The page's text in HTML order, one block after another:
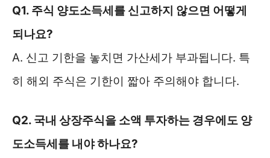
Q1. 주식 양도소득세를 신고하지 않으면 어떻게
되나요?
A. 신고 기한을 놓치면 가산세가 부과됩니다. 특
히 해외 주식은 기한이 짧아 주의해야 합니다.
Q2. 국내 상장주식을 소액 투자하는 경우에도 양
도소득세를 내야 하나요?